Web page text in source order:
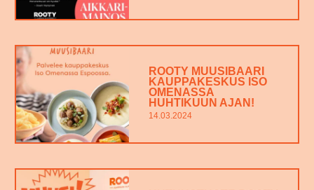
ROOTY MUUSIBAARI
KAUPPAKESKUS ISO
OMENASSA
HUHTIKUUN AJAN!
14.03.2024